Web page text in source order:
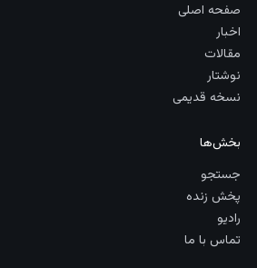
صفحه اصلی
اخبار
مقالات
نوشتار
نسخه قدیمی
بخش‌ها
جستجو
پخش زنده
رادیو
تماس با ما